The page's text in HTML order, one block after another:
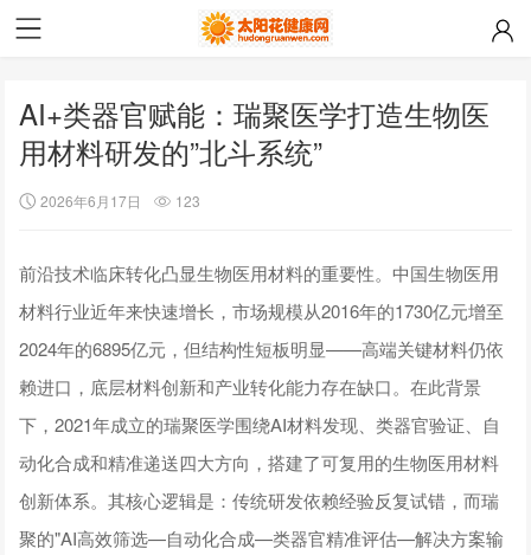
AI+类器官赋能：瑞聚医学打造生物医
用材料研发的”北斗系统”
2026年6月17日 123
前沿技术临床转化凸显生物医用材料的重要性。中国生物医用
材料行业近年来快速增长，市场规模从2016年的1730亿元增至
2024年的6895亿元，但结构性短板明显——高端关键材料仍依
赖进口，底层材料创新和产业转化能力存在缺口。在此背景
下，2021年成立的瑞聚医学围绕AI材料发现、类器官验证、自
动化合成和精准递送四大方向，搭建了可复用的生物医用材料
创新体系。其核心逻辑是：传统研发依赖经验反复试错，而瑞
聚的"AI高效筛选—自动化合成—类器官精准评估—解决方案输